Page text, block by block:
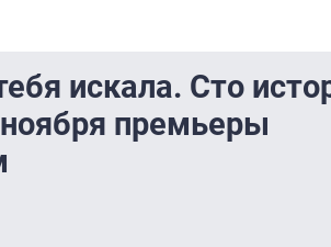
искала. Сто
премьеры